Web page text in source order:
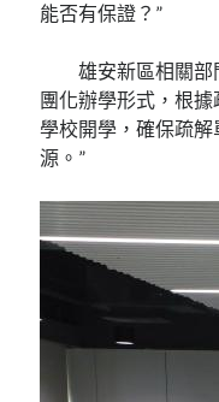
能否有保證？”
雄安新區相關部
團化辦學形式，根
學校開學，確保疏
源。”